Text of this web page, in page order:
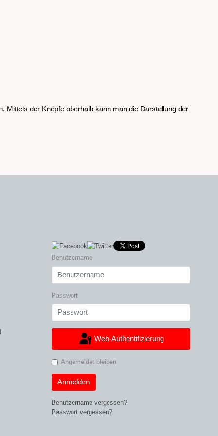
Mittels der Knöpfe oberhalb kann man die Darstellung der
Benutzername
Passwort
Web-Authentifizierung
Angemeldet bleiben
Anmelden
Benutzername vergessen?
Passwort vergessen?